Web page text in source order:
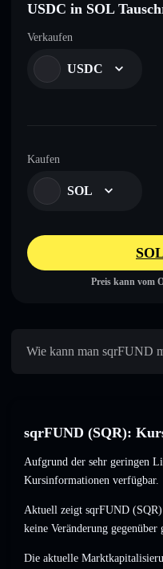
USDC in SOL
Verkaufen
USDC
Kaufen
SOL
Preis kann vom
Wie kann man sqrFUND
sqrFUND (SQR):
Aufgrund der sehr geringen
Kursinformationen verfügbar.
Aktuell zeigt sqrFUND
keine Veränderung gegenüber
Die aktuelle